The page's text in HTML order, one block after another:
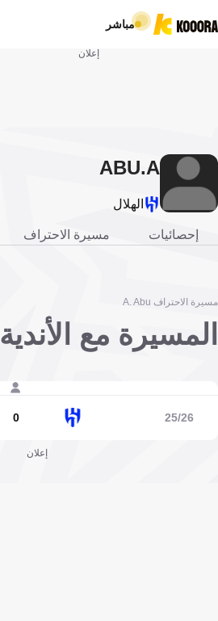
مباشر
إعلان
A.
ABU
الهلال
إحصائيات مسيرة الاحتراف
مسيرة الاحتراف A. Abu
المسيرة مع الأندية
25/26
0
إعلان